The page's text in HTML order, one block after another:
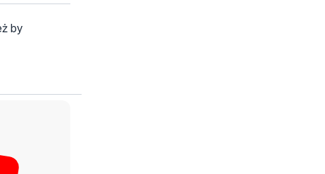
by